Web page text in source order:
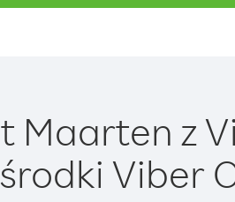
Maarten z
Viber